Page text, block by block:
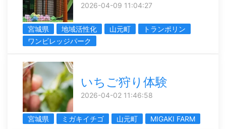
2026-04-09 11:04:27
宮城県 地域活性化 山元町
トランポリン
ワンビレッジパーク
いちご狩り体験
2026-04-02 11:46:58
宮城県 ミガキイチゴ 山元町 MIGAKI FARM